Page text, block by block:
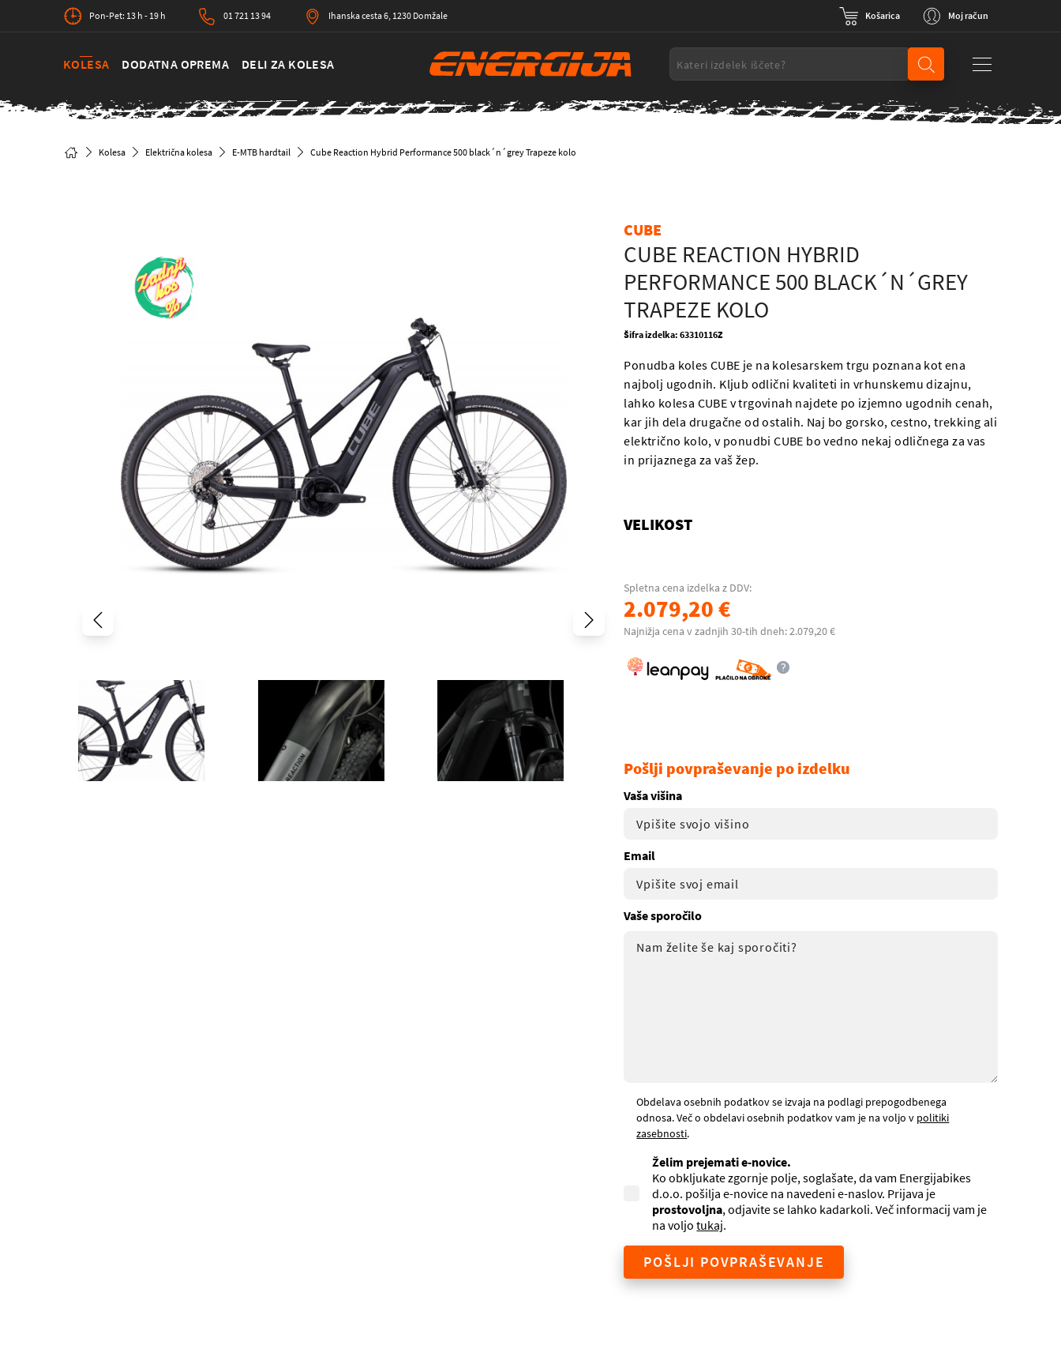
Pon-Pet: 13 h - 19 h 01 721 13 94 Ihanska cesta 6, 1230 Domžale Košarica Moj račun
KOLESA DODATNA OPREMA DELI ZA KOLESA
Kolesa Električna kolesa E-MTB hardtail Cube Reaction Hybrid Performance 500 black´n´grey Trapeze kolo
CUBE
CUBE REACTION HYBRID
PERFORMANCE 500 BLACK´N´GREY
TRAPEZE KOLO
Šifra izdelka: 63310116Z
Ponudba koles CUBE je na kolesarskem trgu poznana kot ena
najbolj ugodnih. Kljub odlični kvaliteti in vrhunskemu dizajnu,
lahko kolesa CUBE v trgovinah najdete po izjemno ugodnih cenah,
kar jih dela drugačne od ostalih. Naj bo gorsko, cestno, trekking ali
električno kolo, v ponudbi CUBE bo vedno nekaj odličnega za vas
in prijaznega za vaš žep.
VELIKOST
Spletna cena izdelka z DDV:
2.079,20 €
Najnižja cena v zadnjih 30-tih dneh: 2.079,20 €
Pošlji povpraševanje po izdelku
Vaša višina
Email
Vaše sporočilo
Obdelava osebnih podatkov se izvaja na podlagi prepogodbenega
odnosa. Več o obdelavi osebnih podatkov vam je na voljo v politiki
zasebnosti.
Želim prejemati e-novice.
Ko obkljukate zgornje polje, soglašate, da vam Energijabikes
d.o.o. pošilja e-novice na navedeni e-naslov. Prijava je
prostovoljna, odjavite se lahko kadarkoli. Več informacij vam je
na voljotukaj.
POŠLJI POVPRAŠEVANJE